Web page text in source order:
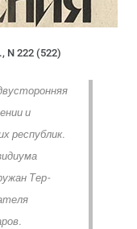
N 222 (522)
и
республик.
Тер-